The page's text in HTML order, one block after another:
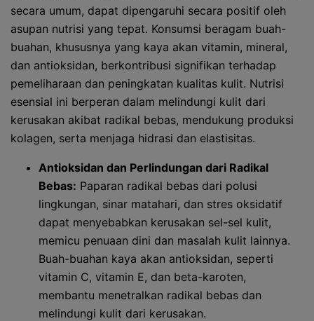
secara umum, dapat dipengaruhi secara positif oleh
asupan nutrisi yang tepat. Konsumsi beragam buah-
buahan, khususnya yang kaya akan vitamin, mineral,
dan antioksidan, berkontribusi signifikan terhadap
pemeliharaan dan peningkatan kualitas kulit. Nutrisi
esensial ini berperan dalam melindungi kulit dari
kerusakan akibat radikal bebas, mendukung produksi
kolagen, serta menjaga hidrasi dan elastisitas.
Antioksidan dan Perlindungan dari Radikal
Bebas: Paparan radikal bebas dari polusi
lingkungan, sinar matahari, dan stres oksidatif
dapat menyebabkan kerusakan sel-sel kulit,
memicu penuaan dini dan masalah kulit lainnya.
Buah-buahan kaya akan antioksidan, seperti
vitamin C, vitamin E, dan beta-karoten,
membantu menetralkan radikal bebas dan
melindungi kulit dari kerusakan.